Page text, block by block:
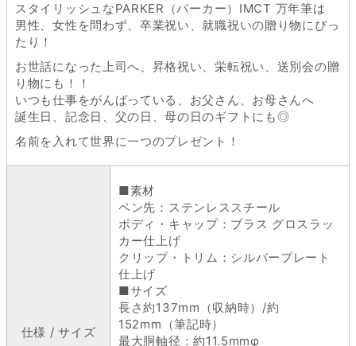
スタイリッシュなPARKER（パーカー）IMCT 万年筆は
男性、女性を問わず、卒業祝い、就職祝いの贈り物にぴっ
たり！
お世話になった上司へ、昇格祝い、栄転祝い、送別会の贈
り物にも！！
いつも仕事をがんばっている、お父さん、お母さんへ
誕生日、記念日、父の日、母の日のギフトにも◎
名前を入れて世界に一つのプレゼント！
仕様 / サイズ
■素材
ペン先：ステンレススチール
ボディ・キャップ：ブラス グロスラッ
カー仕上げ
クリップ・トリム：シルバープレート
仕上げ
■サイズ
長さ約137mm（収納時）/約
152mm（筆記時）
最大胴軸径：約11.5mmφ